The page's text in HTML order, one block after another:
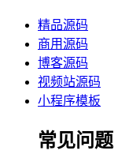
精品源码
商用源码
博客源码
视频站源码
小程序模板
常见问题